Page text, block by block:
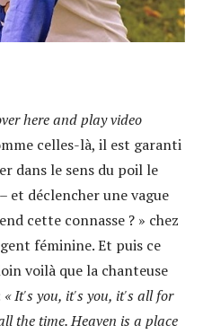
here and play video
celles-là, il est garanti
dans le sens du poil le
et déclencher une vague
cette connasse ? » chez
féminine. Et puis ce
voilà que la chanteuse
«It's you, it's you, it's all for
the time. Heaven is a place